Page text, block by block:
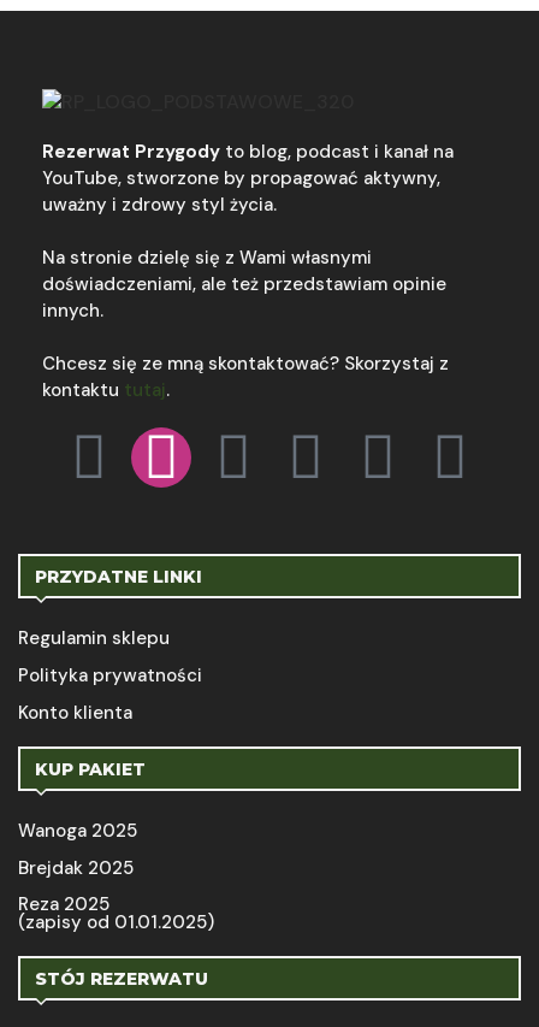
Rezerwat Przygody to blog, podcast i kanał na
YouTube, stworzone by propagować aktywny,
uważny i zdrowy styl życia.
Na stronie dzielę się z Wami własnymi
doświadczeniami, ale też przedstawiam opinie
innych.
Chcesz się ze mną skontaktować? Skorzystaj z
kontaktu tutaj.
PRZYDATNE LINKI
Regulamin sklepu
Polityka prywatności
Konto klienta
KUP PAKIET
Wanoga 2025
Brejdak 2025
Reza 2025
(zapisy od 01.01.2025)
STÓJ REZERWATU